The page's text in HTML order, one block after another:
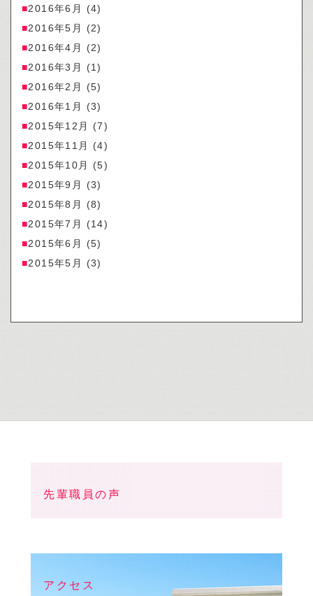
2016年6月
(4)
2016年5月
(2)
2016年4月
(2)
2016年3月
(1)
2016年2月
(5)
2016年1月
(3)
2015年12月
(7)
2015年11月
(4)
2015年10月
(5)
2015年9月
(3)
2015年8月
(8)
2015年7月
(14)
2015年6月
(5)
2015年5月
(3)
先輩職員の声
アクセス